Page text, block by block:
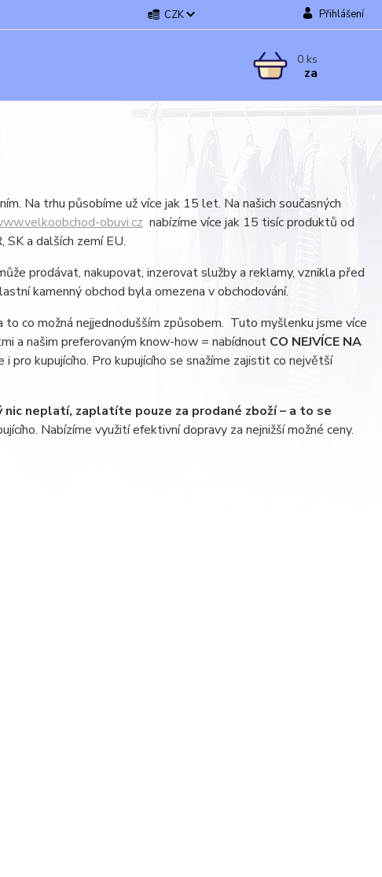
CZK Přihlášení
0 ks
za
Na trhu působíme už více jak 15 let. Na našich současných
obuvi.cz nabízíme více jak 15 tisíc produktů od
a dalších zemí EU.
prodávat, nakupovat, inzerovat služby a reklamy, vznikla před
kamenný obchod byla omezena v obchodování.
co možná nejjednodušším způsobem. Tuto myšlenku jsme více
a našim preferovaným know-how = nabídnout CO NEJVÍCE NA
pro kupujícího. Pro kupujícího se snažíme zajistit co největší
neplatí, zaplatíte pouze za prodané zboží – a to se
Nabízíme využití efektivní dopravy za nejnižší možné ceny.